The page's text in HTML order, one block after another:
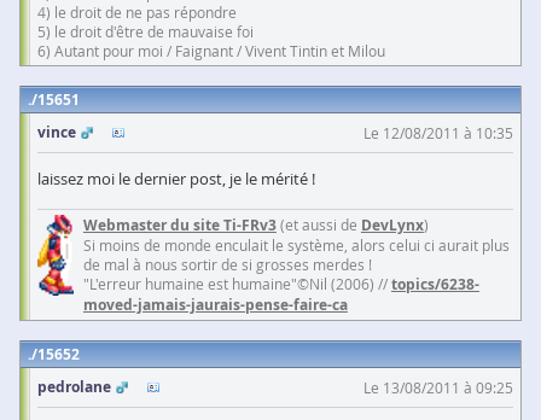
4) le droit de ne pas répondre
5) le droit d'être de mauvaise foi
6) Autant pour moi / Faignant / Vivent Tintin et Milou
15651
vince
Le 12/08/2011 à 10:35
laissez moi le dernier post, je le mérité !
Webmaster du site Ti-FRv3(et aussi de DevLynx)
Si moins de monde enculait le système, alors celui ci aurait plus
de mal à nous sortir de si grosses merdes !
"L'erreur humaine est humaine"©Nil (2006) //topics/6238-
moved-jamais-jaurais-pense-faire-ca
15652
pedrolane
Le 13/08/2011 à 09:25